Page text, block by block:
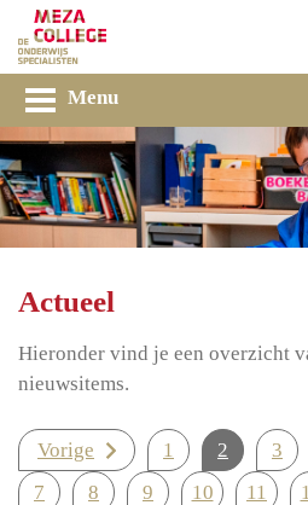
Menu
Actueel
Hieronder vind je een overzicht
nieuwsitems.
Vorige 1 2 3
7
8 9 10 11